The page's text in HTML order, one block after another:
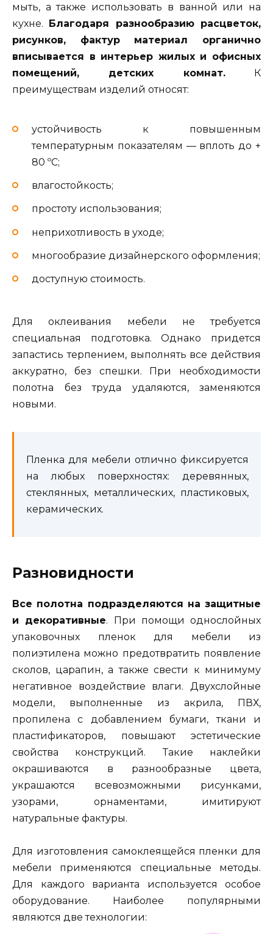
мыть, а также использовать в ванной или на
кухне. Благодаря разнообразию расцветок,
рисунков, фактур материал органично
вписывается в интерьер жилых и офисных
помещений, детских комнат.К
преимуществам изделий относят:
устойчивость к повышенным
температурным показателям — вплоть до +
80 ºС;
влагостойкость;
простоту использования;
неприхотливость в уходе;
многообразие дизайнерского оформления;
доступную стоимость.
Для оклеивания мебели не требуется
специальная подготовка. Однако придется
запастись терпением, выполнять все действия
аккуратно, без спешки. При необходимости
полотна без труда удаляются, заменяются
новыми.
Пленка для мебели отлично фиксируется
на любых поверхностях: деревянных,
стеклянных, металлических, пластиковых,
керамических.
Разновидности
Все полотна подразделяются на защитные
и декоративные. При помощи однослойных
упаковочных пленок для мебели из
полиэтилена можно предотвратить появление
сколов, царапин, а также свести к минимуму
негативное воздействие влаги. Двухслойные
модели, выполненные из акрила, ПВХ,
пропилена с добавлением бумаги, ткани и
пластификаторов, повышают эстетические
свойства конструкций. Такие наклейки
окрашиваются в разнообразные цвета,
украшаются всевозможными рисунками,
узорами, орнаментами, имитируют
натуральные фактуры.
Для изготовления самоклеящейся пленки для
мебели применяются специальные методы.
Для каждого варианта используется особое
оборудование. Наиболее популярными
являются две технологии: